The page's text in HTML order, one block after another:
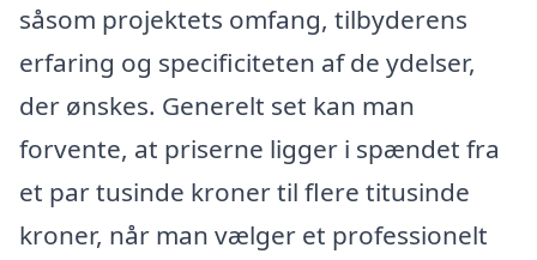
såsom projektets omfang, tilbyderens
erfaring og specificiteten af de ydelser,
der ønskes. Generelt set kan man
forvente, at priserne ligger i spændet fra
et par tusinde kroner til flere titusinde
kroner, når man vælger et professionelt